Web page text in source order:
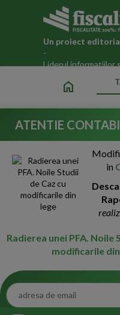
Un proiect
-
Liderul informatiilor
home
Taxe si
APIA:
17-Dec-2019
gentia de Plati
a fost autorizat
85,25 % din
ATENTIE
in
Radierea unei PFA. Noile
modificarile